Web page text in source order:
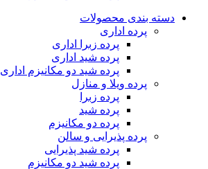
دسته بندی محصولات
پرده اداری
پرده زبرا اداری
پرده شید اداری
پرده شید دو مکانیزم اداری
پرده ویلا و منازل
پرده زبرا
پرده شید
پرده دو مکانیزم
پرده پذیرایی و سالن
پرده شید پذیرایی
پرده شید دو مکانیزم